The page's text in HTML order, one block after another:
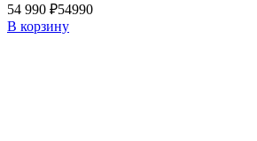
54 990 ₽54990
В корзину